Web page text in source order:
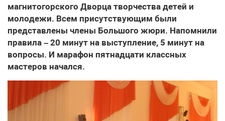
магнитогорского Дворца творчества детей и
молодежи. Всем присутствующим были
представлены члены Большого жюри. Напомнили
правила – 20 минут на выступление, 5 минут на
вопросы. И марафон пятнадцати классных
мастеров начался.